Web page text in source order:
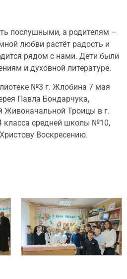
послушными, а родителям –
любви растёт радость и
рядом с нами. Дети были
и духовной литературе.
№3 г. Жлобина 7 мая
Павла Бондарчука,
Живоначальной Троицы в г.
класса средней школы №10,
Воскресению.